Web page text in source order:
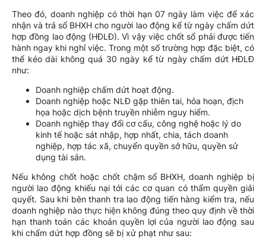
Theo đó, doanh nghiệp có thời hạn 07 ngày làm việc để xác
nhận và trả sổ BHXH cho người lao động kể từ ngày chấm dứt
hợp đồng lao động (HĐLĐ). Vì vậy việc chốt sổ phải được tiến
hành ngay khi nghỉ việc. Trong một số trường hợp đặc biệt, có
thể kéo dài không quá 30 ngày kể từ ngày chấm dứt HĐLĐ
như:
Doanh nghiệp chấm dứt hoạt động.
Doanh nghiệp hoặc NLĐ gặp thiên tai, hỏa hoạn, địch
họa hoặc dịch bệnh truyền nhiễm nguy hiểm.
Doanh nghiệp thay đổi cơ cấu, công nghệ hoặc lý do
kinh tế hoặc sát nhập, hợp nhất, chia, tách doanh
nghiệp, hợp tác xã, chuyển quyền sở hữu, quyền sử
dụng tài sản.
Nếu không chốt hoặc chốt chậm sổ BHXH, doanh nghiệp bị
người lao động khiếu nại tới các cơ quan có thẩm quyền giải
quyết. Sau khi bên thanh tra lao động tiến hàng kiểm tra, nếu
doanh nghiệp nào thực hiện không đúng theo quy định về thời
hạn thanh toán các khoản quyền lợi của người lao động sau
khi chấm dứt hợp đồng sẽ bị xử phạt như sau: